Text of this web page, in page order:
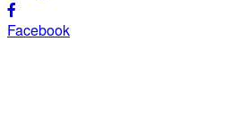
Facebook